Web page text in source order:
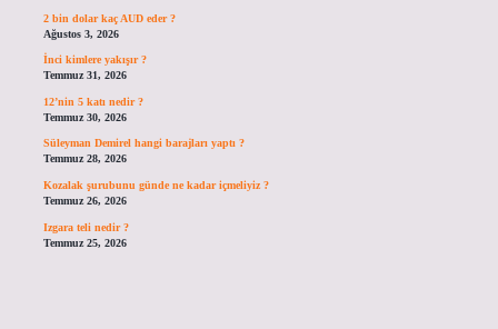
2 bin dolar kaç AUD eder ?
Ağustos 3, 2026
İnci kimlere yakışır ?
Temmuz 31, 2026
12’nin 5 katı nedir ?
Temmuz 30, 2026
Süleyman Demirel hangi barajları yaptı ?
Temmuz 28, 2026
Kozalak şurubunu günde ne kadar içmeliyiz ?
Temmuz 26, 2026
Izgara teli nedir ?
Temmuz 25, 2026